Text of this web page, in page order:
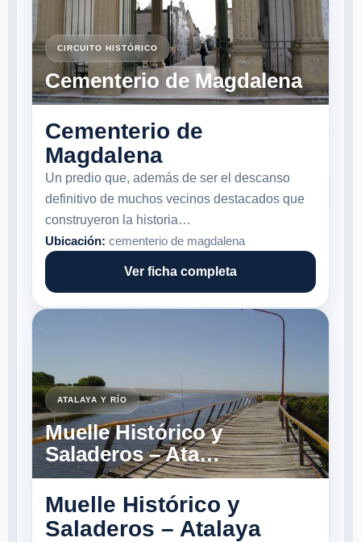
CIRCUITO HISTÓRICO
Cementerio de Magdalena
Cementerio de
Magdalena
Un predio que, además de ser el descanso
definitivo de muchos vecinos destacados que
construyeron la historia…
Ubicación: cementerio de magdalena
Ver ficha completa
ATALAYA Y RÍO
Muelle Histórico y
Saladeros – Ata…
Muelle Histórico y
Saladeros – Atalaya